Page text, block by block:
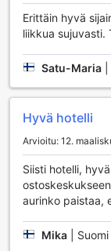
Dubaissa sinua
rentoutumista ja
Dubain
City Premiere
oleskelusta
täydellinen
kuuma tai
houkuttelee
on täydellinen
rentoutua pitkän
Fitness-keskus
Erittäin hyvä
liikkua sujuvasti.
Satu-Maria
Hyvä hotelli
Arvioitu: 12.
Siisti hotelli,
aurinko paistaa,
Mika